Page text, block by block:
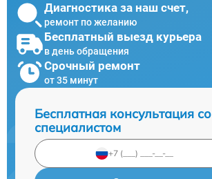
Диагностика за наш счет,
ремонт по желанию
Бесплатный выезд курьера
в день обращения
Срочный ремонт
от 35 минут
Бесплатная консультация со
специалистом